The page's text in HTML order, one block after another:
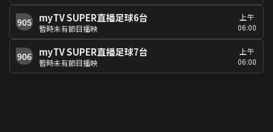
905 myTV SUPER直播足球6台
暫時未有節目播映
上午
06:00
906 myTV SUPER直播足球7台
暫時未有節目播映
上午
06:00